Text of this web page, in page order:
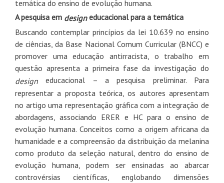
temática do ensino de evolução humana.
A pesquisa em designeducacional para a temática
Buscando contemplar princípios da lei 10.639 no ensino
de ciências, da Base Nacional Comum Curricular (BNCC) e
promover uma educação antirracista, o trabalho em
questão apresenta a primeira fase da investigação do
design educacional – a pesquisa preliminar. Para
representar a proposta teórica, os autores apresentam
no artigo uma representação gráfica com a integração de
abordagens, associando ERER e HC para o ensino de
evolução humana. Conceitos como a origem africana da
humanidade e a compreensão da distribuição da melanina
como produto da seleção natural, dentro do ensino de
evolução humana, podem ser ensinadas ao abarcar
controvérsias científicas, englobando dimensões